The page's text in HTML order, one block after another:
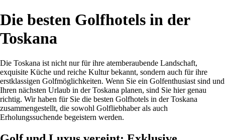
Die besten Golfhotels in der
Toskana
Die Toskana ist nicht nur für ihre atemberaubende Landschaft,
exquisite Küche und reiche Kultur bekannt, sondern auch für ihre
erstklassigen Golfmöglichkeiten. Wenn Sie ein Golfenthusiast sind und
Ihren nächsten Urlaub in der Toskana planen, sind Sie hier genau
richtig. Wir haben für Sie die besten Golfhotels in der Toskana
zusammengestellt, die sowohl Golfliebhaber als auch
Erholungssuchende begeistern werden.